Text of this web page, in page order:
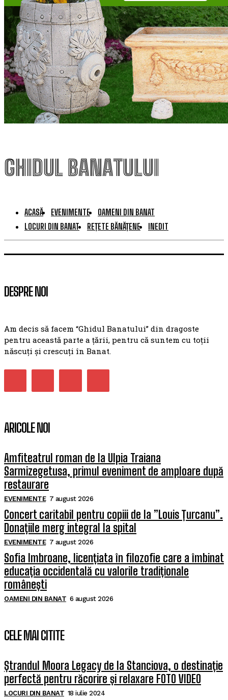
GHIDUL BANATULUI
ACASĂ EVENIMENTE
OAMENI DIN BANAT
LOCURI DIN BANAT
REȚETE BĂNĂȚENE INEDIT
DESPRE NOI
Am decis să facem “Ghidul Banatului” din dragoste
pentru această parte a țării, pentru că suntem cu toții
născuți și crescuți în Banat.
ARICOLE NOI
Amfiteatrul roman de la Ulpia Traiana
Sarmizegetusa, primul eveniment de amploare după
restaurare
EVENIMENTE 7 august 2026
Concert caritabil pentru copiii de la ”Louis Țurcanu”.
Donațiile merg integral la spital
EVENIMENTE 7 august 2026
Sofia Imbroane, licențiata în filozofie care a îmbinat
educația occidentală cu valorile tradiționale
românești
OAMENI DIN BANAT 6 august 2026
CELE MAI CITITE
Ștrandul Moora Legacy de la Stanciova, o destinație
perfectă pentru răcorire și relaxare FOTO VIDEO
LOCURI DIN BANAT 18 iulie 2024